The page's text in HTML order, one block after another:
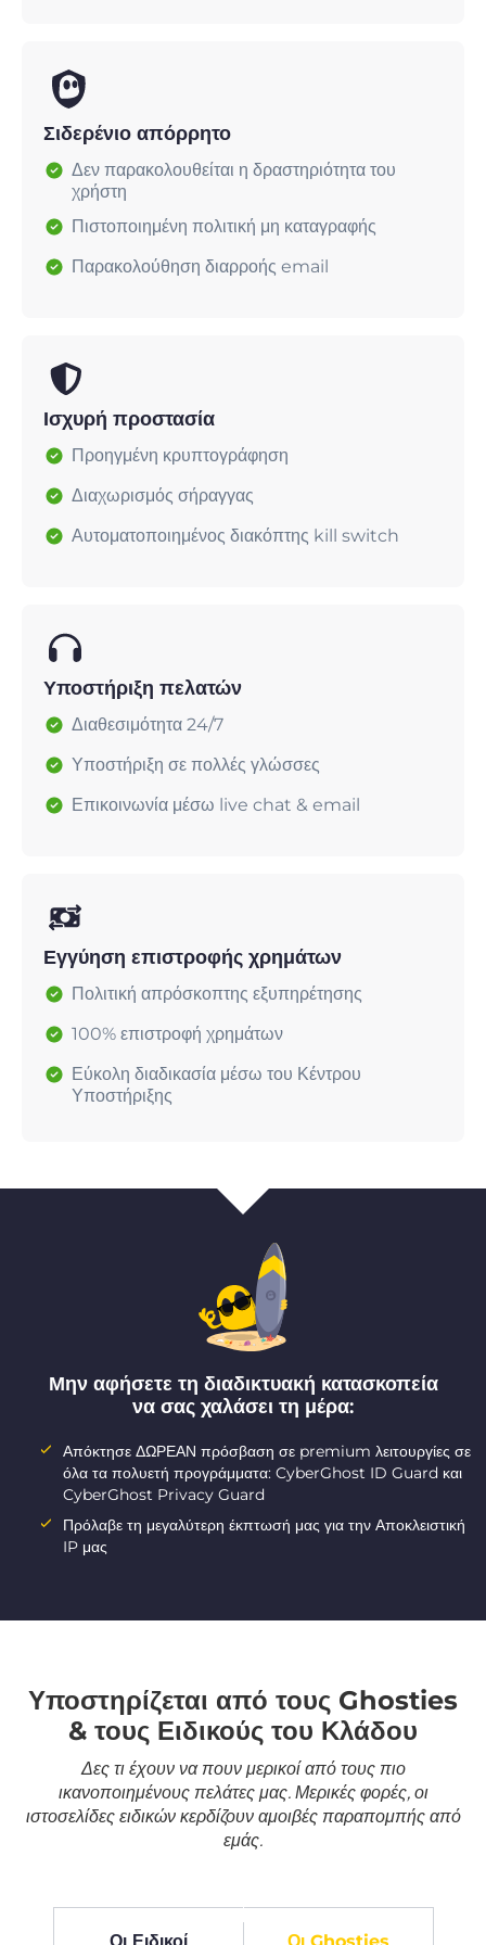
Σιδερένιο απόρρητο
Δεν παρακολουθείται η δραστηριότητα του
χρήστη
Πιστοποιημένη πολιτική μη καταγραφής
Παρακολούθηση διαρροής email
Ισχυρή προστασία
Προηγμένη κρυπτογράφηση
Διαχωρισμός σήραγγας
Αυτοματοποιημένος διακόπτης kill switch
Υποστήριξη πελατών
Διαθεσιμότητα 24/7
Υποστήριξη σε πολλές γλώσσες
Επικοινωνία μέσω live chat & email
Εγγύηση επιστροφής χρημάτων
Πολιτική απρόσκοπτης εξυπηρέτησης
100% επιστροφή χρημάτων
Εύκολη διαδικασία μέσω του Κέντρου
Υποστήριξης
Μην αφήσετε τη διαδικτυακή κατασκοπεία
να σας χαλάσει τη μέρα:
Απόκτησε ΔΩΡΕΑΝ πρόσβαση σε premium λειτουργίες σε
όλα τα πολυετή προγράμματα: CyberGhost ID Guard και
CyberGhost Privacy Guard
Πρόλαβε τη μεγαλύτερη έκπτωσή μας για την Αποκλειστική
IP μας
Υποστηρίζεται από τους Ghosties
& τους Ειδικούς του Κλάδου
Δες τι έχουν να πουν μερικοί από τους πιο
ικανοποιημένους πελάτες μας. Μερικές φορές, οι
ιστοσελίδες ειδικών κερδίζουν αμοιβές παραπομπής από
εμάς.